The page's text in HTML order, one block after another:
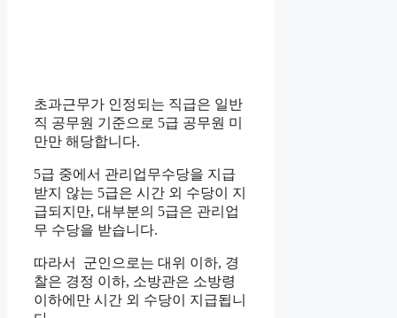
초과근무가 인정되는 직급은 일반
직 공무원 기준으로 5급 공무원 미
만만 해당합니다.
5급 중에서 관리업무수당을 지급
받지 않는 5급은 시간 외 수당이 지
급되지만, 대부분의 5급은 관리업
무 수당을 받습니다.
따라서 군인으로는 대위 이하, 경
찰은 경정 이하, 소방관은 소방령
이하에만 시간 외 수당이 지급됩니